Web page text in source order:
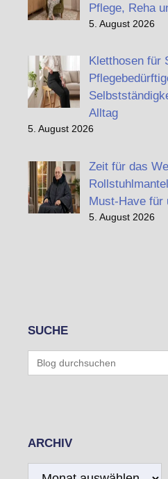
Pflege, Reha
5. August 2026
Kletthosen für
Alltag
5. August 2026
Zeit für das
Must-Have für
5. August 2026
SUCHE
for:
ARCHIV
Archiv